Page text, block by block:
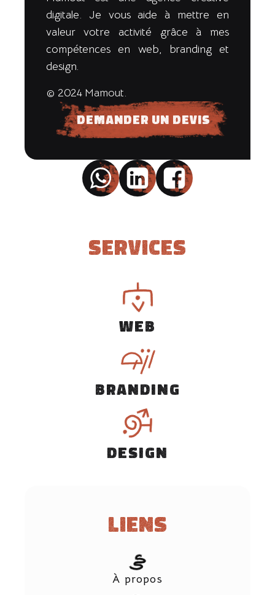
digitale. Je vous aide à mettre en
valeur votre activité grâce à mes
compétences en web, branding et
design.
© 2024 Mamout.
Demander un devis
Services
WEB
BRANDING
DESIGN
Liens
À propos